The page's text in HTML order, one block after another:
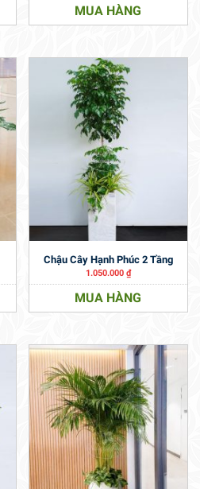
MUA HÀNG
Chậu Cây Hạnh Phúc 2 Tầng
1.050.000 ₫
MUA HÀNG